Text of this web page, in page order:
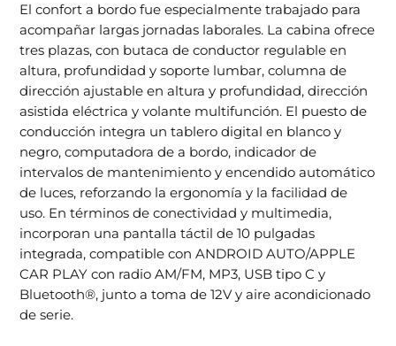
El confort a bordo fue especialmente trabajado para
acompañar largas jornadas laborales. La cabina ofrece
tres plazas, con butaca de conductor regulable en
altura, profundidad y soporte lumbar, columna de
dirección ajustable en altura y profundidad, dirección
asistida eléctrica y volante multifunción. El puesto de
conducción integra un tablero digital en blanco y
negro, computadora de a bordo, indicador de
intervalos de mantenimiento y encendido automático
de luces, reforzando la ergonomía y la facilidad de
uso. En términos de conectividad y multimedia,
incorporan una pantalla táctil de 10 pulgadas
integrada, compatible con ANDROID AUTO/APPLE
CAR PLAY con radio AM/FM, MP3, USB tipo C y
Bluetooth®, junto a toma de 12V y aire acondicionado
de serie.